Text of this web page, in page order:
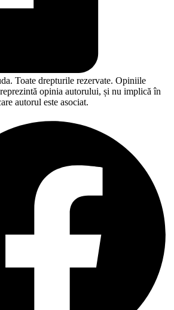
Toate drepturile rezervate. Opiniile
opinia autorului, și nu implică în
autorul este asociat.